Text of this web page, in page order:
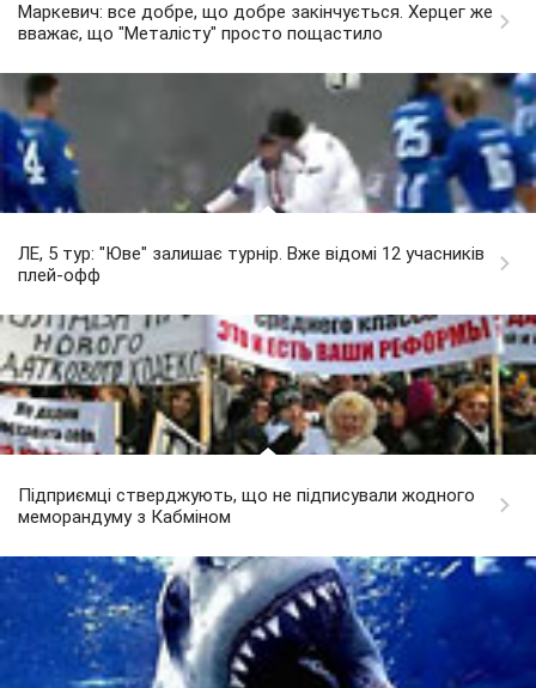
Маркевич: все добре, що добре закінчується. Херцег же
вважає, що "Металісту" просто пощастило
ЛЕ, 5 тур: "Юве" залишає турнір. Вже відомі 12 учасників
плей-офф
Підприємці стверджують, що не підписували жодного
меморандуму з Кабміном